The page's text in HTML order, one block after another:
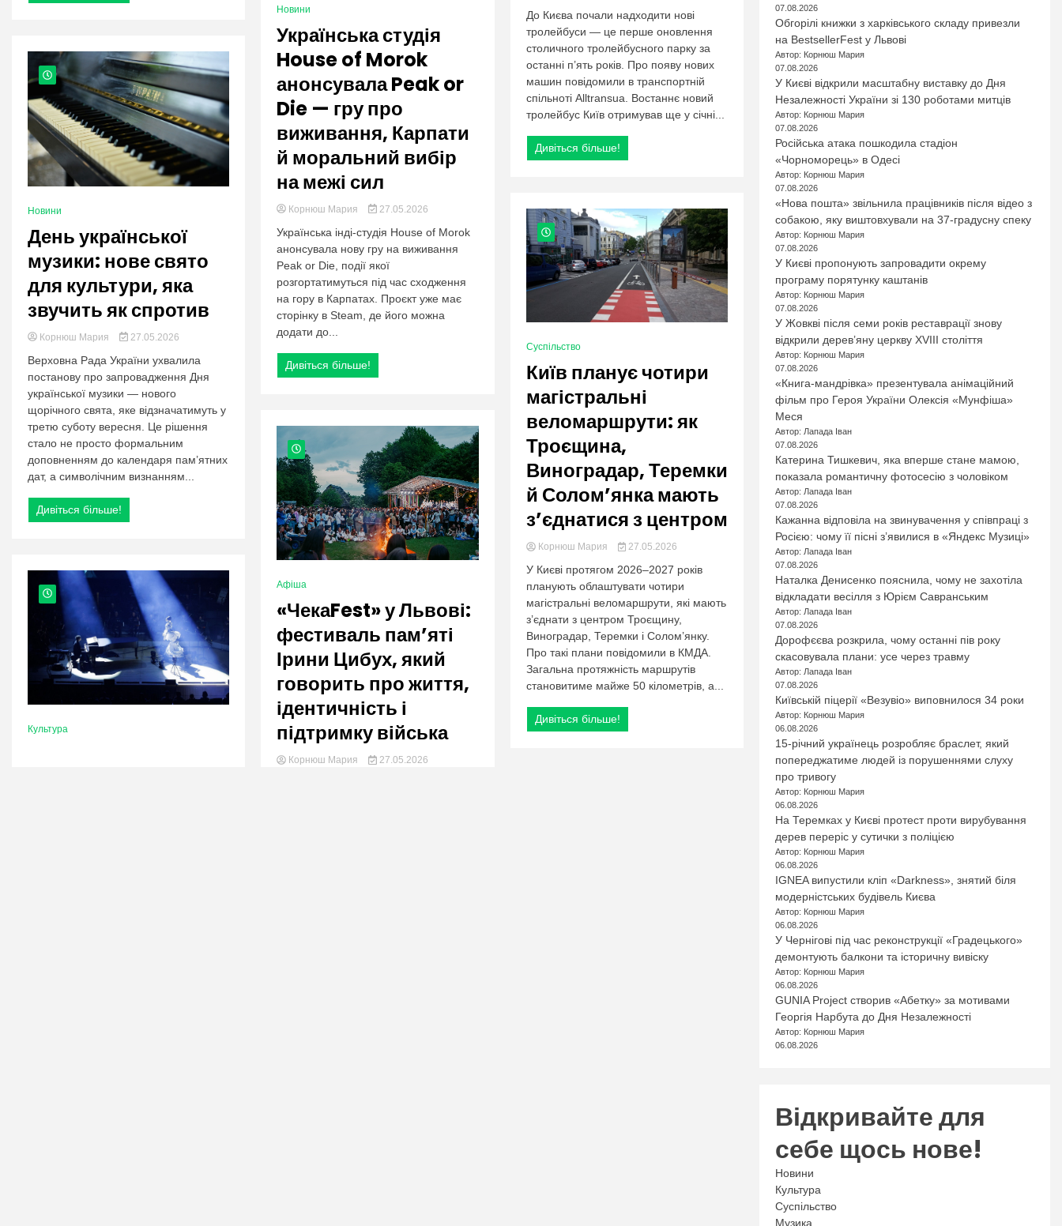
Новини
День української
музики: нове свято
для культури, яка
звучить як спротив
Корнюш Мария 27.05.2026
Верховна Рада України ухвалила
постанову про запровадження Дня
української музики — нового
щорічного свята, яке відзначатимуть у
третю суботу вересня. Це рішення
стало не просто формальним
доповненням до календаря пам’ятних
дат, а символічним визнанням...
Дивіться більше!
Культура
Новини
Українська студія
House of Morok
анонсувала Peak or
Die — гру про
виживання, Карпати
й моральний вибір
на межі сил
Корнюш Мария 27.05.2026
Українська інді-студія House of Morok
анонсувала нову гру на виживання
Peak or Die, події якої
розгортатимуться під час сходження
на гору в Карпатах. Проєкт уже має
сторінку в Steam, де його можна
додати до...
Дивіться більше!
Афіша
«ЧекаFest» у Львові:
фестиваль пам’яті
Ірини Цибух, який
говорить про життя,
ідентичність і
підтримку війська
Корнюш Мария 27.05.2026
До Києва почали надходити нові
тролейбуси — це перше оновлення
столичного тролейбусного парку за
останні п’ять років. Про появу нових
машин повідомили в транспортній
спільноті Alltransua. Востаннє новий
тролейбус Київ отримував ще у січні...
Дивіться більше!
Суспільство
Київ планує чотири
магістральні
веломаршрути: як
Троєщина,
Виноградар, Теремки
й Солом’янка мають
з’єднатися з центром
Корнюш Мария 27.05.2026
У Києві протягом 2026–2027 років
планують облаштувати чотири
магістральні веломаршрути, які мають
з’єднати з центром Троєщину,
Виноградар, Теремки і Солом’янку.
Про такі плани повідомили в КМДА.
Загальна протяжність маршрутів
становитиме майже 50 кілометрів, а...
Дивіться більше!
07.08.2026
Обгорілі книжки з харківського складу привезли
на BestsellerFest у Львові
Автор: Корнюш Мария
07.08.2026
У Києві відкрили масштабну виставку до Дня
Незалежності України зі 130 роботами митців
Автор: Корнюш Мария
07.08.2026
Російська атака пошкодила стадіон
«Чорноморець» в Одесі
Автор: Корнюш Мария
07.08.2026
«Нова пошта» звільнила працівників після відео з
собакою, яку виштовхували на 37-градусну спеку
Автор: Корнюш Мария
07.08.2026
У Києві пропонують запровадити окрему
програму порятунку каштанів
Автор: Корнюш Мария
07.08.2026
У Жовкві після семи років реставрації знову
відкрили дерев’яну церкву XVIII століття
Автор: Корнюш Мария
07.08.2026
«Книга-мандрівка» презентувала анімаційний
фільм про Героя України Олексія «Мунфіша»
Меся
Автор: Лапада Іван
07.08.2026
Катерина Тишкевич, яка вперше стане мамою,
показала романтичну фотосесію з чоловіком
Автор: Лапада Іван
07.08.2026
Кажанна відповіла на звинувачення у співпраці з
Росією: чому її пісні з’явилися в «Яндекс Музиці»
Автор: Лапада Іван
07.08.2026
Наталка Денисенко пояснила, чому не захотіла
відкладати весілля з Юрієм Савранським
Автор: Лапада Іван
07.08.2026
Дорофєєва розкрила, чому останні пів року
скасовувала плани: усе через травму
Автор: Лапада Іван
07.08.2026
Київській піцерії «Везувіо» виповнилося 34 роки
Автор: Корнюш Мария
06.08.2026
15-річний українець розробляє браслет, який
попереджатиме людей із порушеннями слуху
про тривогу
Автор: Корнюш Мария
06.08.2026
На Теремках у Києві протест проти вирубування
дерев переріс у сутички з поліцією
Автор: Корнюш Мария
06.08.2026
IGNEA випустили кліп «Darkness», знятий біля
модерністських будівель Києва
Автор: Корнюш Мария
06.08.2026
У Чернігові під час реконструкції «Градецького»
демонтують балкони та історичну вивіску
Автор: Корнюш Мария
06.08.2026
GUNIA Project створив «Абетку» за мотивами
Георгія Нарбута до Дня Незалежності
Автор: Корнюш Мария
06.08.2026
Відкривайте для
себе щось нове!
Новини
Культура
Суспільство
Музика